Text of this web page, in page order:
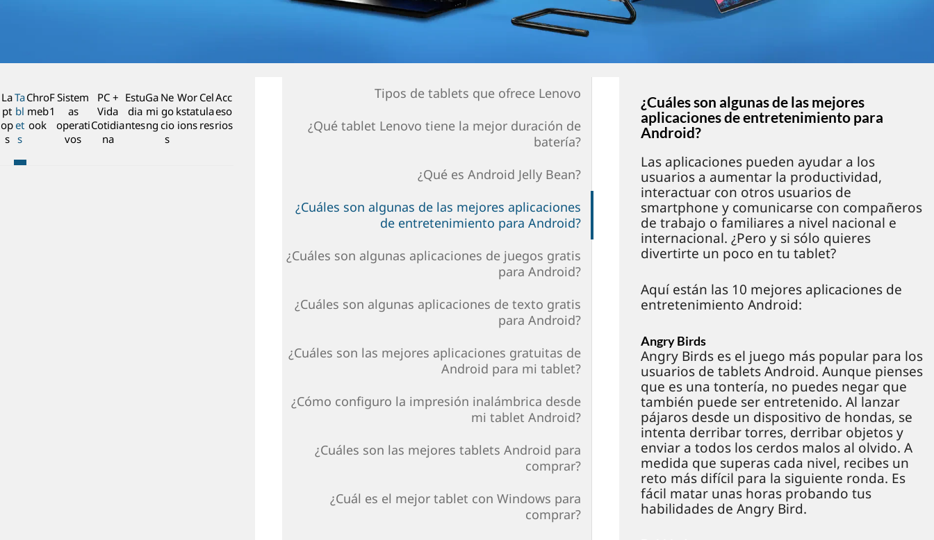
l
La
pt
op
s
Ta
bl
et
s
Chro
meb
ook
F
1
Sistem
as
operati
vos
PC +
Vida
Cotidia
na
Estu
dia
ntes
Ga
mi
ng
Ne
go
cio
s
Wor
kstat
ions
Cel
ula
res
Acc
eso
rios
Tipos de tablets que ofrece Lenovo
¿Qué tablet Lenovo tiene la mejor duración de
batería?
¿Qué es Android Jelly Bean?
¿Cuáles son algunas de las mejores aplicaciones
de entretenimiento para Android?
¿Cuáles son algunas aplicaciones de juegos gratis
para Android?
¿Cuáles son algunas aplicaciones de texto gratis
para Android?
¿Cuáles son las mejores aplicaciones gratuitas de
Android para mi tablet?
¿Cómo configuro la impresión inalámbrica desde
mi tablet Android?
¿Cuáles son las mejores tablets Android para
comprar?
¿Cuál es el mejor tablet con Windows para
comprar?
¿Cuáles son algunas de las mejores
aplicaciones de entretenimiento para
Android?
Las aplicaciones pueden ayudar a los
usuarios a aumentar la productividad,
interactuar con otros usuarios de
smartphone y comunicarse con compañeros
de trabajo o familiares a nivel nacional e
internacional. ¿Pero y si sólo quieres
divertirte un poco en tu tablet?
Aquí están las 10 mejores aplicaciones de
entretenimiento Android:
Angry Birds
Angry Birds es el juego más popular para los
usuarios de tablets Android. Aunque pienses
que es una tontería, no puedes negar que
también puede ser entretenido. Al lanzar
pájaros desde un dispositivo de hondas, se
intenta derribar torres, derribar objetos y
enviar a todos los cerdos malos al olvido. A
medida que superas cada nivel, recibes un
reto más difícil para la siguiente ronda. Es
fácil matar unas horas probando tus
habilidades de Angry Bird.